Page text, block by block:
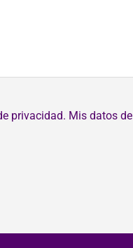
privacidad. Mis datos